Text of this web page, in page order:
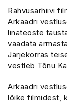
Rahvusarhiivi
Arkaadri
linateoste
vaadata
Järjekorras
vestleb Tõnu
Arkaadri
lõike filmidest,